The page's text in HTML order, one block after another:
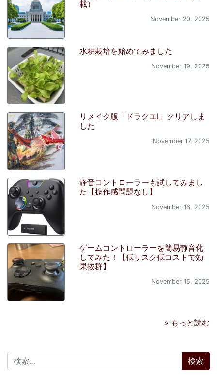
載）
November 20, 2025
水耕栽培を始めてみました
November 19, 2025
リメイク版「ドラクエI」クリアしま
した
November 17, 2025
静音コントローラーも試してみまし
た【操作感問題なし】
November 16, 2025
ゲームコントローラーを簡易静音化
してみた！【低リスク低コストで効
果抜群】
November 15, 2025
» もっと読む
検索: